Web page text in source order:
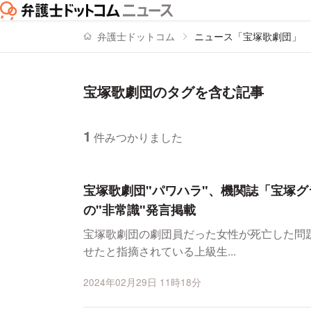
弁護士ドットコム ニュース「宝塚歌劇団」
宝塚歌劇団のタグを含む記事
1 件みつかりました
宝塚歌劇団"パワハラ"、機関誌「宝塚
の"非常識"発言掲載
宝塚歌劇団の劇団員だった女性が死亡した
せたと指摘されている上級生...
2024年02月29日 11時18分